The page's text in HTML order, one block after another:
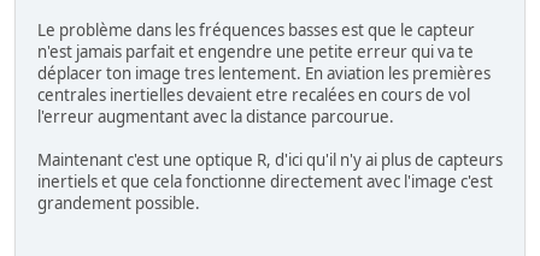
Le problème dans les fréquences basses est que le capteur
n'est jamais parfait et engendre une petite erreur qui va te
déplacer ton image tres lentement. En aviation les premières
centrales inertielles devaient etre recalées en cours de vol
l'erreur augmentant avec la distance parcourue.
Maintenant c'est une optique R, d'ici qu'il n'y ai plus de capteurs
inertiels et que cela fonctionne directement avec l'image c'est
grandement possible.